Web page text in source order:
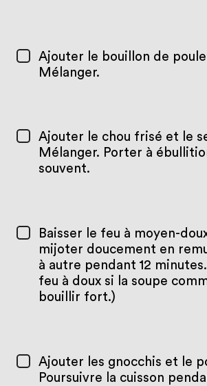
Ajouter le bouillon de
Mélanger.
Ajouter le chou frisé et le
Mélanger. Porter à
souvent.
Baisser le feu à moyen-
mijoter doucement en
à autre pendant 12
feu à doux si la soupe
bouillir fort.)
Ajouter les gnocchis et le
Poursuivre la cuisson